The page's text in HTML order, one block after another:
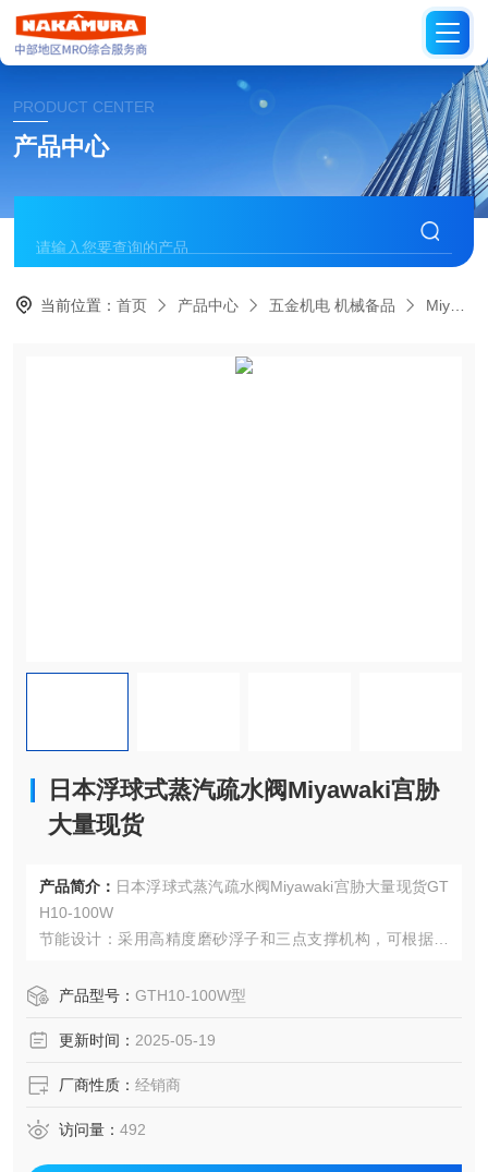
PRODUCT CENTER
产品中心
当前位置：首页 产品中心 五金机电 机械备品 Miyawaki日本宫胁
日本浮球式蒸汽疏水阀Miyawaki宫胁
大量现货
产品简介： 日本浮球式蒸汽疏水阀Miyawaki宫胁大量现货GT
H10-100W
节能设计：采用高精度磨砂浮子和三点支撑机构，可根据冷
水的连续排放，即使冷凝水量极少，也能保持高密封性，将
产品型号： GTH10-100W型
更新时间： 2025-05-19
厂商性质： 经销商
访问量： 492